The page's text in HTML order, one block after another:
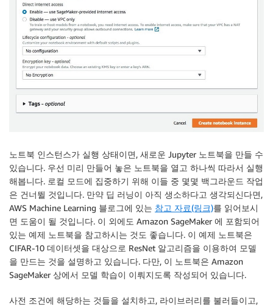
노트북 인스턴스가 실행 상태이면, 새로운 Jupyter 노트북을 만들 수
있습니다. 우선 미리 만들어 놓은 노트북을 열고 하나씩 따라서 실행
해봅니다. 로컬 모드에 집중하기 위해 이들 중 몇몇 백그라운드 작업
은 건너뛸 것입니다. 만약 딥 러닝이 아직 생소하다고 생각되신다면,
AWS Machine Learning 블로그에 있는 참고 자료(링크)를 읽어보시
면 도움이 될 것입니다. 이 외에도 Amazon SageMaker 에 포함되어
있는 예제 노트북을 참고하시는 것도 좋습니다. 이 예제 노트북은
CIFAR-10 데이터셋을 대상으로 ResNet 알고리즘을 이용하여 모델
을 만드는 것을 설명하고 있습니다. 다만, 이 노트북은 Amazon
SageMaker 상에서 모델 학습이 이뤄지도록 작성되어 있습니다.
사전 조건에 해당하는 것들을 설치하고, 라이브러리를 불러들이고,